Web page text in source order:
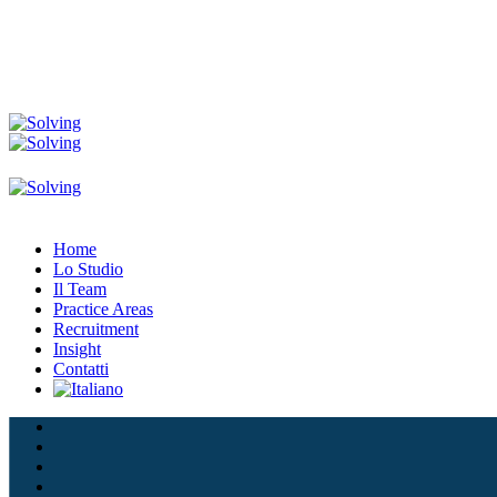
Home
Lo Studio
Il Team
Practice Areas
Recruitment
Insight
Contatti